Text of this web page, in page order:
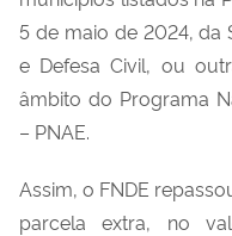
5 de maio de 2024, da
e Defesa Civil, ou
âmbito do Programa
– PNAE.
Assim, o FNDE
parcela extra, no